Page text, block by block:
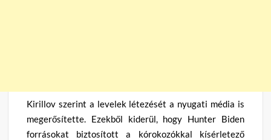
Kirillov szerint a levelek létezését a nyugati média is
megerősítette. Ezekből kiderül, hogy Hunter Biden
forrásokat biztosított a kórokozókkal kísérletező